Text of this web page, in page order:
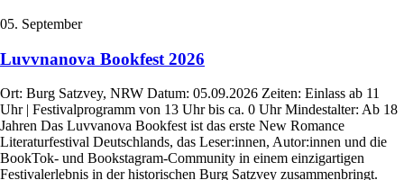
05. September
Luvvnanova Bookfest 2026
Ort: Burg Satzvey, NRW Datum: 05.09.2026 Zeiten: Einlass ab 11
Uhr | Festivalprogramm von 13 Uhr bis ca. 0 Uhr Mindestalter: Ab 18
Jahren Das Luvvanova Bookfest ist das erste New Romance
Literaturfestival Deutschlands, das Leser:innen, Autor:innen und die
BookTok- und Bookstagram-Community in einem einzigartigen
Festivalerlebnis in der historischen Burg Satzvey zusammenbringt.